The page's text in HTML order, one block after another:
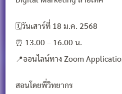
🗓วันเสาร์ที่ 18 ม.ค. 2568
⏰ 13.00 – 16.00 น.
📍ออนไลน์ทาง Zoom
สอนโดยพี่วิทยากร